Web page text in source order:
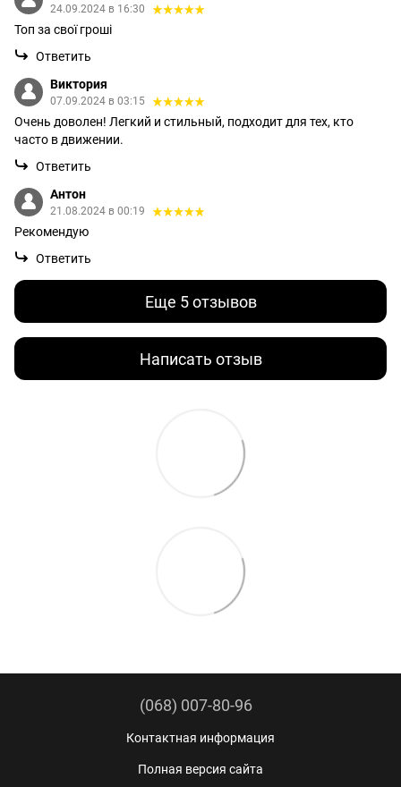
24.09.2024 в 16:30
Топ за свої гроші
Ответить
Виктория
07.09.2024 в 03:15
Очень доволен! Легкий и стильный, подходит для тех, кто
часто в движении.
Ответить
Антон
21.08.2024 в 00:19
Рекомендую
Ответить
Еще 5 отзывов
Написать отзыв
(068) 007-80-96
Контактная информация
Полная версия сайта